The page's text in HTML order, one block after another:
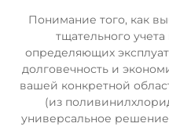
Понимание того, как
тщательного
определяющих
долговечность и
вашей конкретной
(из
универсальное